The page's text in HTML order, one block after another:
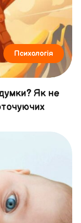
Психологія
Як не